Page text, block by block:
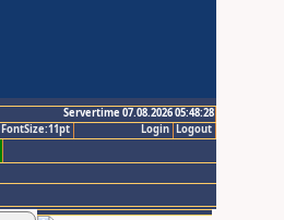
Servertime 07.08.2026 05:48:28
Logout
Login
FontSize:11pt